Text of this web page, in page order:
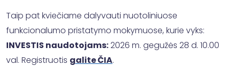
Taip pat kviečiame dalyvauti nuotoliniuose
funkcionalumo pristatymo mokymuose, kurie vyks:
INVESTIS naudotojams:2026 m. gegužės 28 d. 10.00
val. Registruotis galite ČIA.